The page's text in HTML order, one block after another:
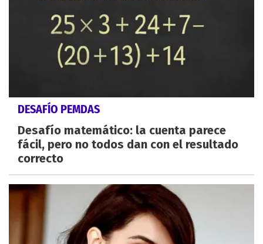
DESAFÍO PEMDAS
Desafío matemático: la cuenta parece
fácil, pero no todos dan con el resultado
correcto